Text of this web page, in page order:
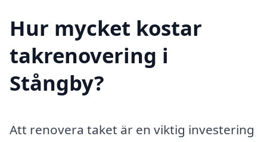
Hur mycket kostar
takrenovering i
Stångby?
Att renovera taket är en viktig investering